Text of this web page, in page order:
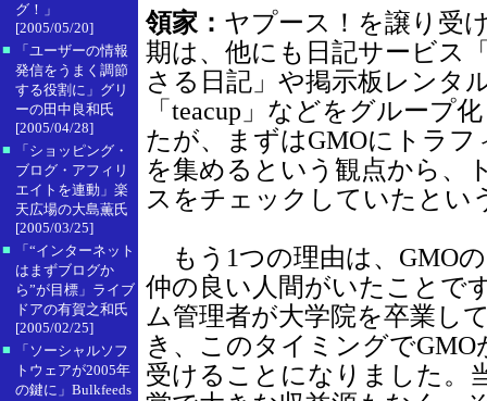
グ！」
[2005/05/20]
■
「ユーザーの情報
発信をうまく調節
する役割に」グリ
ーの田中良和氏
[2005/04/28]
■
「ショッピング・
ブログ・アフィリ
エイトを連動」楽
天広場の大島薫氏
[2005/03/25]
■
「“インターネット
はまずブログか
ら”が目標」ライブ
ドアの有賀之和氏
[2005/02/25]
■
「ソーシャルソフ
トウェアが2005年
の鍵に」Bulkfeeds
領家： ヤプース！を譲り受
期は、他にも日記サービス
さる日記」や掲示板レンタ
「teacup」などをグループ
たが、まずはGMOにトラフ
を集めるという観点から、
スをチェックしていたとい
もう1つの理由は、GMO
仲の良い人間がいたことで
ム管理者が大学院を卒業し
き、このタイミングで
受けることになりました。